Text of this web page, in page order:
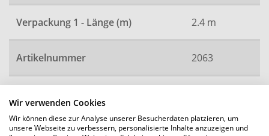
Wir verwenden Cookies
Wir können diese zur Analyse unserer Besucherdaten platzieren, um
unsere Webseite zu verbessern, personalisierte Inhalte anzuzeigen und
Verpackung 1 - Länge (m) 2.4 m
Artikelnummer 2063
Alle Maße in mm. Technische Änderungen vorbehalten.